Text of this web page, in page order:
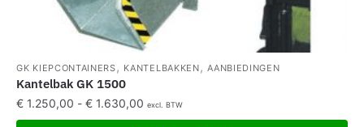
GK KIEPCONTAINERS, KANTELBAKKEN,AANBIEDINGEN
Kantelbak GK 1500
€ 1.250,00 - € 1.630,00 excl. BTW